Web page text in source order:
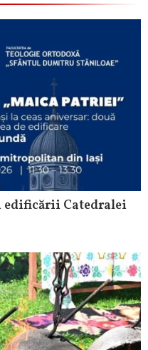
edificării Catedralei